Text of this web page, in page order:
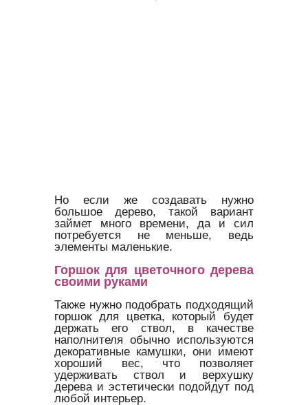
Но если же создавать нужно
большое дерево, такой вариант
займет много времени, да и сил
потребуется не меньше, ведь
элементы маленькие.
Горшок для цветочного дерева
своими руками
Также нужно подобрать подходящий
горшок для цветка, который будет
держать его ствол, в качестве
наполнителя обычно используются
декоративные камушки, они имеют
хороший вес, что позволяет
удерживать ствол и верхушку
дерева и эстетически подойдут под
любой интерьер.